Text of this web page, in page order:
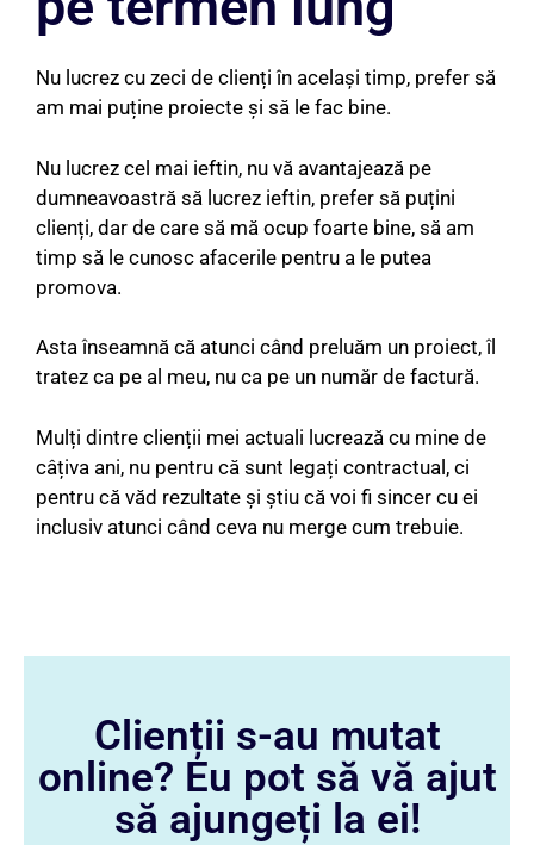
Nu lucrez cu zeci de clienți în același timp, prefer să
am mai puține proiecte și să le fac bine.
Nu lucrez cel mai ieftin, nu vă avantajează pe
dumneavoastră să lucrez ieftin, prefer să puțini
clienți, dar de care să mă ocup foarte bine, să am
timp să le cunosc afacerile pentru a le putea
promova.
Asta înseamnă că atunci când preluăm un proiect, îl
tratez ca pe al meu, nu ca pe un număr de factură.
Mulți dintre clienții mei actuali lucrează cu mine de
câțiva ani, nu pentru că sunt legați contractual, ci
pentru că văd rezultate și știu că voi fi sincer cu ei
inclusiv atunci când ceva nu merge cum trebuie.
Clienții s-au mutat
online? Eu pot să vă ajut
să ajungeți la ei!